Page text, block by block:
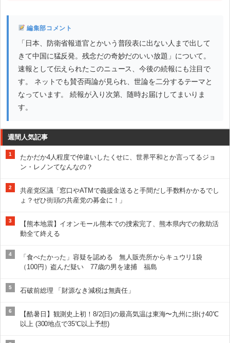
編集部コメント
「日本、防衛省報道官とかいう普段表に出ない人まで出して
きて中国に猛反発。残念だの奇妙だのいい放題」について。
速報として伝えられたこのニュース、今後の続報にも注目で
す。 ネットでも賛否両論が見られ、世論を二分するテーマと
なっています。 続報が入り次第、随時お届けしてまいりま
す。
週間人気記事
1
たかだか4人程度で仲違いしたくせに、世界平和とか言ってるジョ
ン・レノンてなんなの？
2
共産党区議「窓口やATMで義援金送ると手間だし手数料かかるでし
ょ？ぜひ街頭の共産党の募金に！」
3
【熊本地震】イオンモール熊本での捜索完了、熊本県内での救助活
動全て終える
4
「食べたかった」容疑を認める 無人販売所からキュウリ1袋
（100円）盗んだ疑い 77歳の男を逮捕 福島
5 石破前総理 「財源なき減税は無責任」
6
【酷暑日】観測史上初！8/2(日)の最高気温は東海〜九州に掛け40℃
以上 (300地点で35℃以上予想)